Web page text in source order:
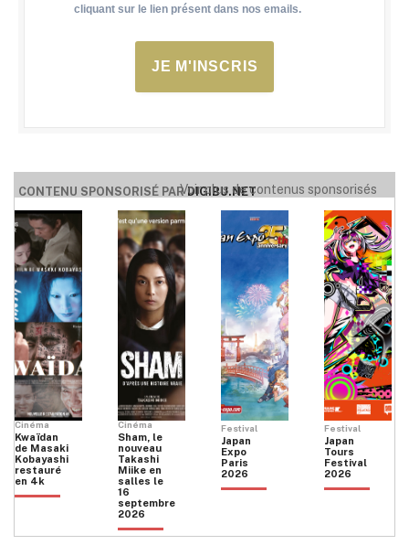
cliquant sur le lien présent dans nos emails.
JE M'INSCRIS
CONTENU SPONSORISÉ PARDIGIBU.NET
Voir plus de contenus sponsorisés
Cinéma
Kwaïdan
de Masaki
Kobayashi
restauré
en 4k
Cinéma
Sham, le
nouveau
Takashi
Miike en
salles le
16
septembre
2026
Festival
Japan
Expo
Paris
2026
Festival
Japan
Tours
Festival
2026